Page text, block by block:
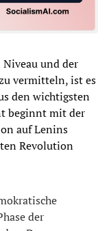
und der
vermitteln, ist es
den wichtigsten
beginnt mit der
auf Lenins
Revolution
der